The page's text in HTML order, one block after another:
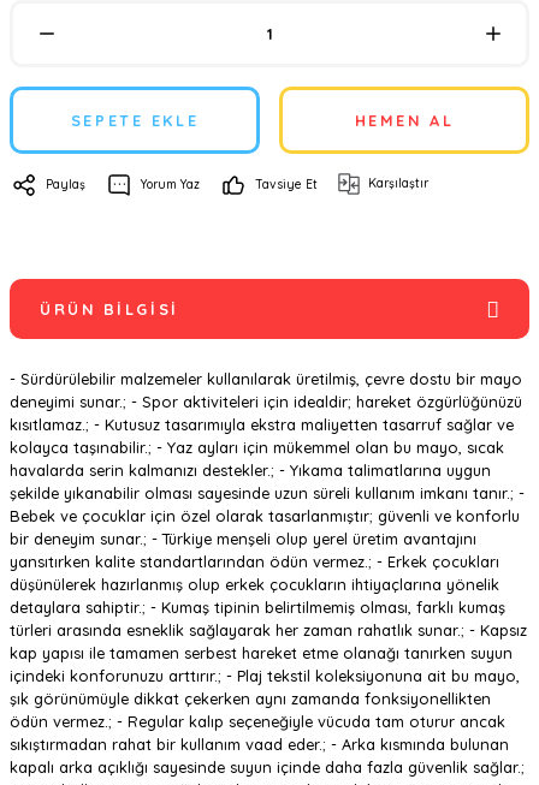
SEPETE EKLE HEMEN AL
Paylaş Yorum Yaz Tavsiye Et Karşılaştır
ÜRÜN BILGISI
- Sürdürülebilir malzemeler kullanılarak üretilmiş, çevre dostu bir mayo
deneyimi sunar.; - Spor aktiviteleri için idealdir; hareket özgürlüğünüzü
kısıtlamaz.; - Kutusuz tasarımıyla ekstra maliyetten tasarruf sağlar ve
kolayca taşınabilir.; - Yaz ayları için mükemmel olan bu mayo, sıcak
havalarda serin kalmanızı destekler.; - Yıkama talimatlarına uygun
şekilde yıkanabilir olması sayesinde uzun süreli kullanım imkanı tanır.; -
Bebek ve çocuklar için özel olarak tasarlanmıştır; güvenli ve konforlu
bir deneyim sunar.; - Türkiye menşeli olup yerel üretim avantajını
yansıtırken kalite standartlarından ödün vermez.; - Erkek çocukları
düşünülerek hazırlanmış olup erkek çocukların ihtiyaçlarına yönelik
detaylara sahiptir.; - Kumaş tipinin belirtilmemiş olması, farklı kumaş
türleri arasında esneklik sağlayarak her zaman rahatlık sunar.; - Kapsız
kap yapısı ile tamamen serbest hareket etme olanağı tanırken suyun
içindeki konforunuzu arttırır.; - Plaj tekstil koleksiyonuna ait bu mayo,
şık görünümüyle dikkat çekerken aynı zamanda fonksiyonellikten
ödün vermez.; - Regular kalıp seçeneğiyle vücuda tam oturur ancak
sıkıştırmadan rahat bir kullanım vaad eder.; - Arka kısmında bulunan
kapalı arka açıklığı sayesinde suyun içinde daha fazla güvenlik sağlar.;